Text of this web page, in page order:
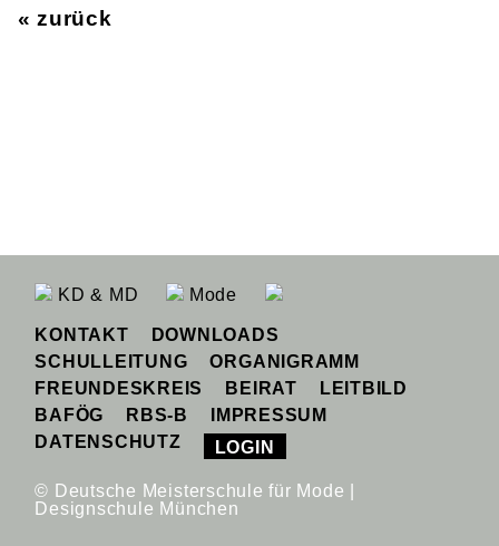
« zurück
KD & MD Mode
KONTAKT
DOWNLOADS
SCHULLEITUNG
ORGANIGRAMM
FREUNDESKREIS
BEIRAT
LEITBILD
BAFÖG
RBS-B
IMPRESSUM
DATENSCHUTZ
LOGIN
© Deutsche Meisterschule für Mode |
Designschule München